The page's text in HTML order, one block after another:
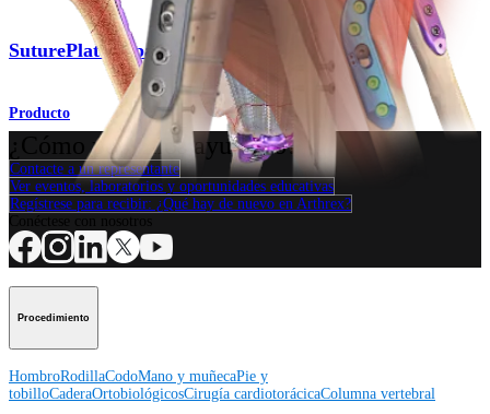
SuturePlate™ para el húmero
Producto
¿Cómo podemos ayudarlo?
Contacte a un representante
Ver eventos, laboratorios y oportunidades educativas
Regístrese para recibir: ¿Qué hay de nuevo en Arthrex?
Procedimiento
HombroRodillaCodoMano y muñecaPie y
tobilloCaderaOrtobiológicosCirugía cardiotorácicaColumna vertebral